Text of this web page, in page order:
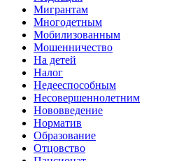
Мигрантам
Многодетным
Мобилизованным
Мошенничество
На детей
Налог
Недееспособным
Несовершеннолетним
Нововведение
Норматив
Образование
Отцовство